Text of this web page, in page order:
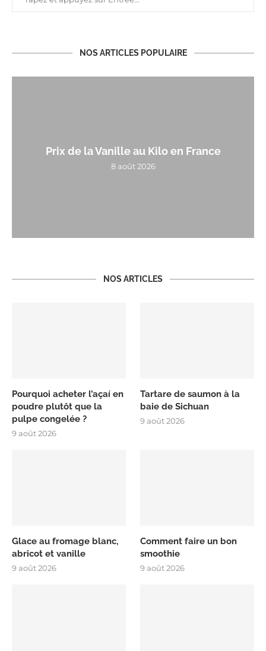
NOS ARTICLES POPULAIRE
Prix de la Vanille au Kilo en France
8 août 2026
NOS ARTICLES
Pourquoi acheter l’açaí en
poudre plutôt que la
pulpe congelée ?
9 août 2026
Tartare de saumon à la
baie de Sichuan
9 août 2026
Glace au fromage blanc,
abricot et vanille
9 août 2026
Comment faire un bon
smoothie
9 août 2026